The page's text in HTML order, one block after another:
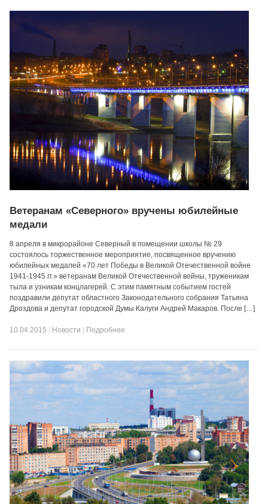
Ветеранам «Северного» вручены юбилейные
медали
8 апреля в микрорайоне Северный в помещении школы № 29
состоялось торжественное мероприятие, посвященное вручению
юбилейных медалей «70 лет Победы в Великой Отечественной войне
1941-1945 гг.» ветеранам Великой Отечественной войны, труженикам
тыла и узникам концлагерей. С этим памятным событием гостей
поздравили депутат областного Законодательного собрания Татьяна
Дроздова и депутат городской Думы Калуги Андрей Макаров. После […]
10.04.2015 | Новости | Подробнее